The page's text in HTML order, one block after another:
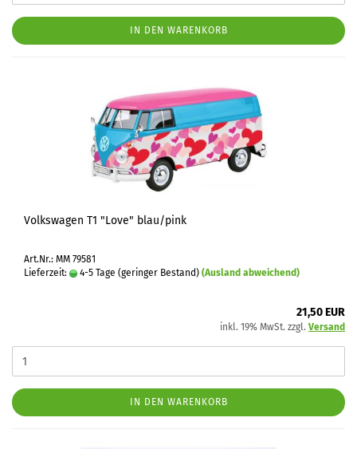
IN DEN WARENKORB
Volkswagen T1 "Love" blau/pink
Art.Nr.: MM 79581
Lieferzeit:
4-5 Tage (geringer Bestand) (Ausland abweichend)
21,50 EUR
inkl. 19% MwSt. zzgl. Versand
IN DEN WARENKORB